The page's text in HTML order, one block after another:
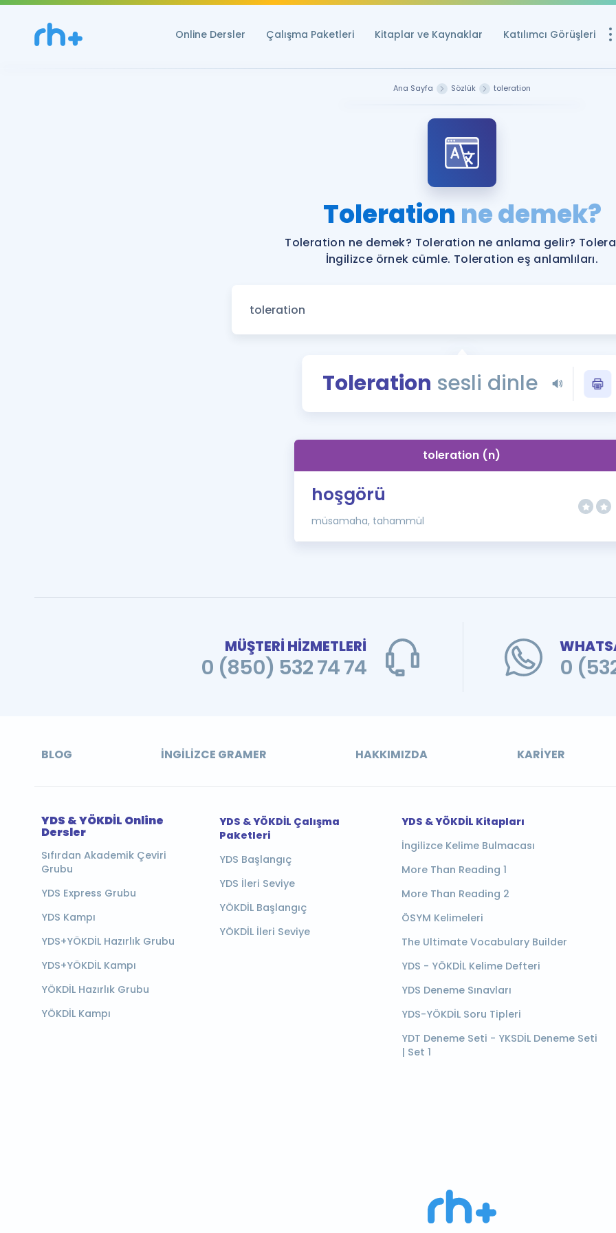
Online Dersler Çalışma Paketleri Kitaplar ve Kaynaklar Katılımcı Görüşleri
YDS ve YÖKDİL
YDS ve YÖKDİL'e
Tüm ÖSYM
YDS - YÖKDİL
İngilizce
Ana Sayfa Sözlük toleration
Toleration ne demek?
Toleration ne demek? Toleration ne anlama gelir?
İngilizce örnek cümle. Toleration eş anlamlıları.
Toleration sesli dinle
toleration (n)
hoşgörü
müsamaha, tahammül
MÜŞTERİ HİZMETLERİ
0 (850) 532 74 74 0
BLOG İNGILIZCE GRAMER HAKKIMIZDA KARIYER
YDS & YÖKDİL Online
Dersler
Sıfırdan Akademik Çeviri
Grubu
YDS Express Grubu
YDS Kampı
YDS+YÖKDİL Hazırlık Grubu
YDS+YÖKDİL Kampı
YÖKDİL Hazırlık Grubu
YÖKDİL Kampı
YDS & YÖKDİL Çalışma
Paketleri
YDS Başlangıç
YDS İleri Seviye
YÖKDİL Başlangıç
YÖKDİL İleri Seviye
YDS & YÖKDİL Kitapları
İngilizce Kelime Bulmacası
More Than Reading 1
More Than Reading 2
ÖSYM Kelimeleri
The Ultimate Vocabulary Builder
YDS - YÖKDİL Kelime Defteri
YDS Deneme Sınavları
YDS-YÖKDİL Soru Tipleri
YDT Deneme Seti - YKSDİL Deneme Seti
| Set 1